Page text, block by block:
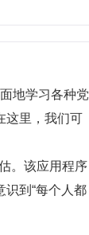
地学习各种党
这里，我们可
。该应用程序
到“每个人都